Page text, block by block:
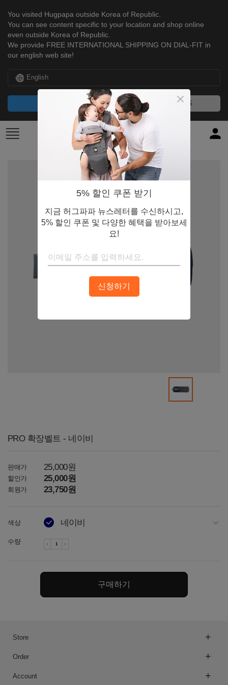
You visited Hugpapa outside Korea of Republic.
You can see content specific to your location and shop online
even outside Korea of Republic.
We provide FREE INTERNATIONAL SHIPPING ON DIAL-FIT in
our english web site!
English
NO, THANKS
PRO 확장벨트 - 네이비
판매가 25,000원
할인가 25,000원
회원가 23,750원
색상
네이비
다크그레이
수량
구매하기
Store
Order
Account
5% 할인 쿠폰 받기
지금 허그파파 뉴스레터를 수신하시고,
5% 할인 쿠폰 및 다양한 혜택을 받아보세
요!
신청하기